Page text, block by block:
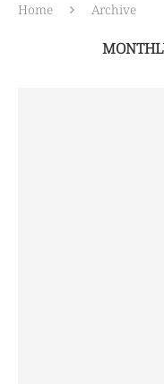
Home Archive